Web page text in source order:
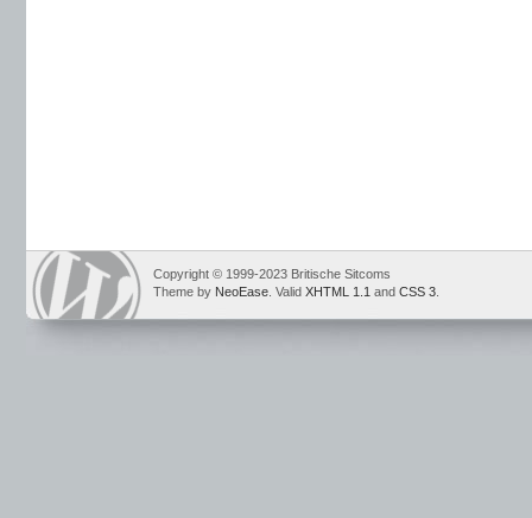
Copyright © 1999-2023 Britische Sitcoms
Theme by NeoEase . Valid XHTML 1.1 and CSS 3